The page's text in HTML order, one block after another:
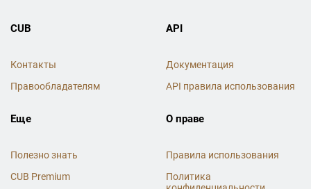
CUB
Контакты
Правообладателям
API
Документация
API правила использования
Еще
Полезно знать
CUB Premium
О праве
Правила использования
Политика